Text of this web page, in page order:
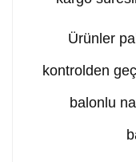
Ürünler
kontrolden
balonlu